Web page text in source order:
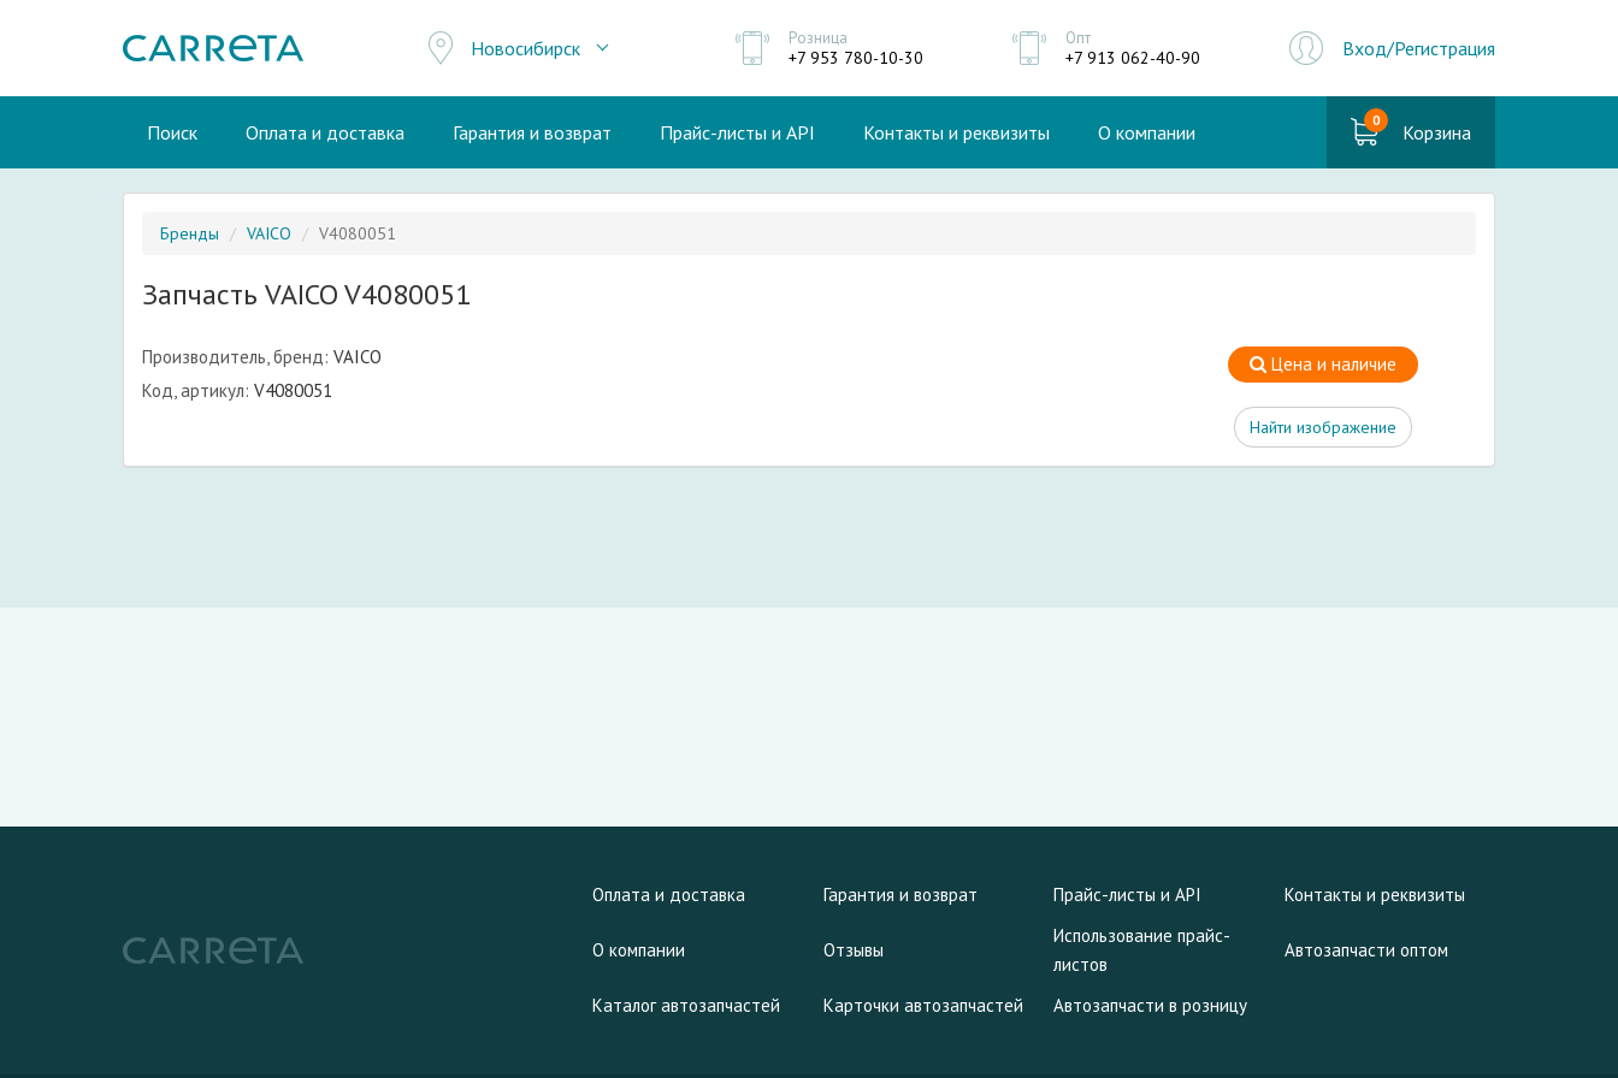
Новосибирск Розница
+7 953 780-10-30
Опт
+7 913 062-40-90 Вход/Регистрация
Поиск Оплата и доставка Гарантия и возврат Прайс-листы и API Контакты и реквизиты О компании 0 Корзина
Бренды VAICO V4080051
Запчасть VAICO V4080051
Производитель, бренд: VAICO
Код, артикул: V4080051
Цена и наличие
Найти изображение
Оплата и доставка Гарантия и возврат Прайс-листы и API Контакты и реквизиты
О компании Отзывы
Использование прайс-
листов
Автозапчасти оптом
Каталог автозапчастей Карточки автозапчастей Автозапчасти в розницу